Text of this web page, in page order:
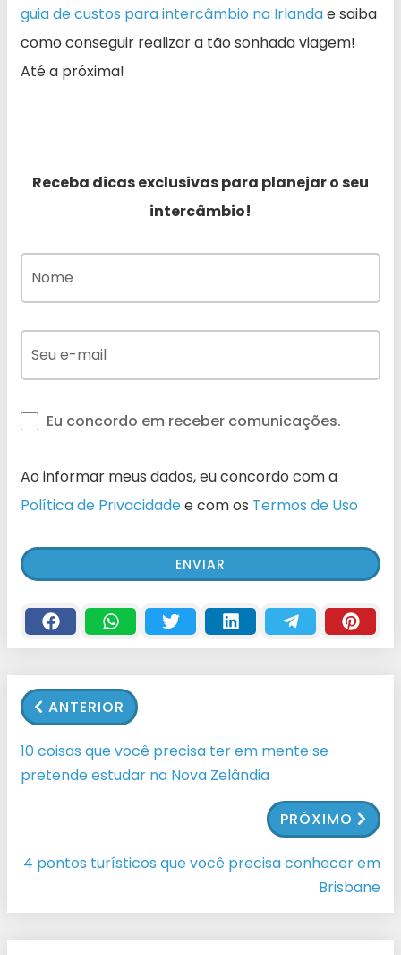
guia de custos para intercâmbio na Irlandae saiba
como conseguir realizar a tão sonhada viagem!
Até a próxima!
Receba dicas exclusivas para planejar o seu
intercâmbio!
Eu concordo em receber comunicações.
Ao informar meus dados, eu concordo com a
Política de Privacidadee com os Termos de Uso
ANTERIOR
10 coisas que você precisa ter em mente se
pretende estudar na Nova Zelândia
PRÓXIMO
4 pontos turísticos que você precisa conhecer em
Brisbane